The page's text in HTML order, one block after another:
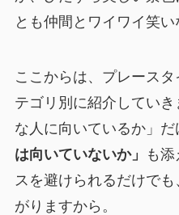
とも仲間とワイワイ笑い
ここからは、プレース
テゴリ別に紹介してい
な人に向いているか」だ
は向いていないか」
も
スを避けられるだけで
がりますから。